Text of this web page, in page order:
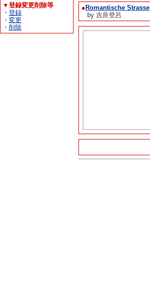
▼登録変更削除等
・ 登録
・ 変更
・ 削除
● Romantische Strasse
by 吉良登呂